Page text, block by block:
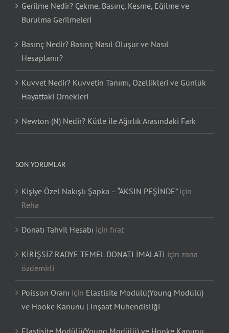
Gerilme Nedir? Çekme, Basınç, Kesme, Eğilme ve
Burulma Gerilmeleri
Basınç Nedir? Basınç Nasıl Oluşur ve Nasıl
Hesaplanır?
Kuvvet Nedir? Kuvvetin Tanımı, Özellikleri ve Günlük
Hayattaki Örnekleri
Newton (N) Nedir? Kütle ile Ağırlık Arasındaki Fark
SON YORUMLAR
Kişiye Özel Nakışlı Şapka – “AKSIN PEŞİNDE”için
Reha
Donatı Tahvil Hesabı için fırat
KİRİŞSİZ RADYE TEMEL DONATI İMALATI için zana
özdemirli
Poisson Oranı için Elastisite Modülü(Young Modülü)
ve Hooke Kanunu | İnşaat Mühendisliği
Elastisite Modülü(Young Modülü) ve Hooke Kanunu